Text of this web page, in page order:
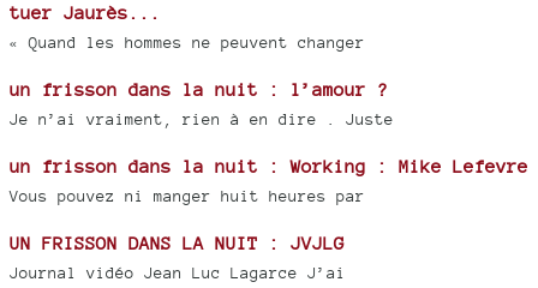
tuer Jaurès...
« Quand les hommes ne peuvent changer
un frisson dans la nuit : l’amour ?
Je n’ai vraiment, rien à en dire . Juste
un frisson dans la nuit : Working : Mike Lefevre
Vous pouvez ni manger huit heures par
UN FRISSON DANS LA NUIT : JVJLG
Journal vidéo Jean Luc Lagarce J’ai